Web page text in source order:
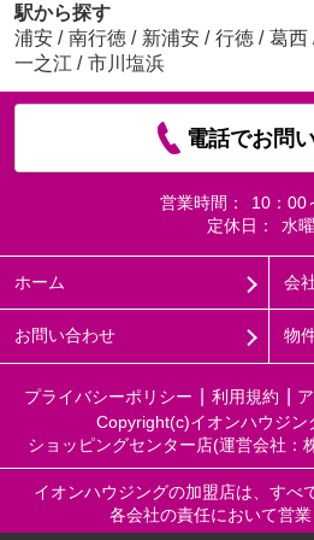
駅から探す
浦安 / 南行徳 / 新浦安 / 行徳 / 葛西
一之江 / 市川塩浜
電話でお問
営業時間：
10：00
定休日：
水
ホーム 会
お問い合わせ 物
プライバシーポリシー 利用規約
Copyright(c)イオンハウジ
ショッピングセンター店(運営会社：
イオンハウジングの加盟店は、すべ
各会社の責任において営業